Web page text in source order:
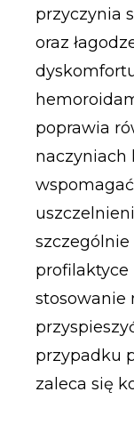
przyczynia
oraz
poprawia
naczyniach
profilaktyce
stosowanie
przypadku
zaleca się